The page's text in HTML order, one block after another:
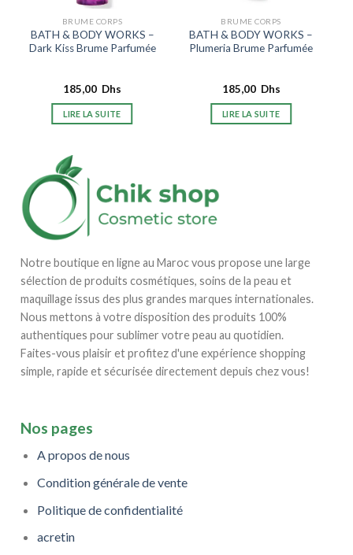
BRUME CORPS
BATH & BODY WORKS –
Dark Kiss Brume Parfumée
185,00 Dhs
LIRE LA SUITE
BRUME CORPS
BATH & BODY WORKS –
Plumeria Brume Parfumée
185,00 Dhs
LIRE LA SUITE
Notre boutique en ligne au Maroc vous propose une large
sélection de produits cosmétiques, soins de la peau et
maquillage issus des plus grandes marques internationales.
Nous mettons à votre disposition des produits 100%
authentiques pour sublimer votre peau au quotidien.
Faites-vous plaisir et profitez d'une expérience shopping
simple, rapide et sécurisée directement depuis chez vous!
Nos pages
A propos de nous
Condition générale de vente
Politique de confidentialité
acretin